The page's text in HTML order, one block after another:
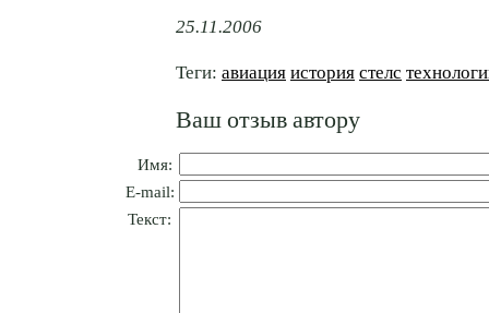
25.11.2006
Теги: авиация история стелс
Ваш отзыв автору
Имя:
E-mail:
Текст: